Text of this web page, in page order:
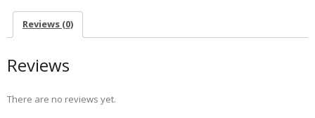
Reviews (0)
Reviews
There are no reviews yet.